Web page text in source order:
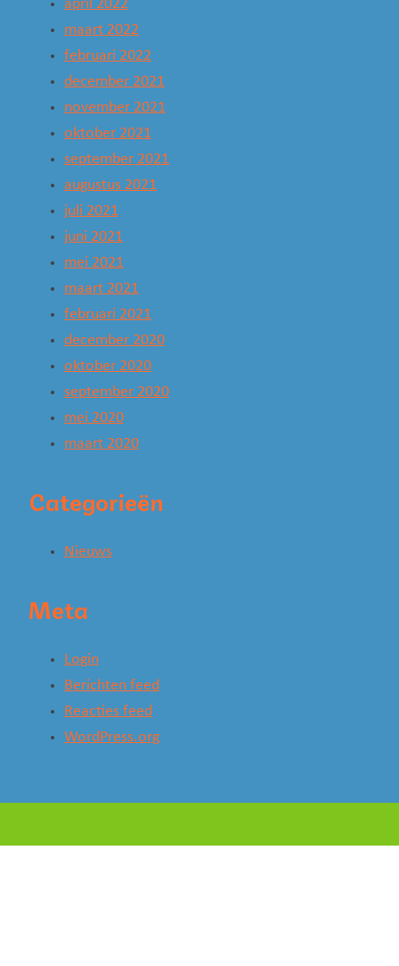
april 2022
maart 2022
februari 2022
december 2021
november 2021
oktober 2021
september 2021
augustus 2021
juli 2021
juni 2021
mei 2021
maart 2021
februari 2021
december 2020
oktober 2020
september 2020
mei 2020
maart 2020
Categorieën
Nieuws
Meta
Login
Berichten feed
Reacties feed
WordPress.org